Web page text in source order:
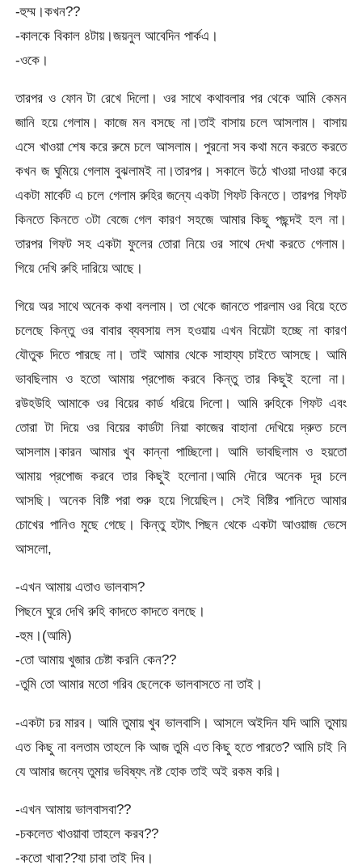
-হুম্ম।কখন??
-কালকে বিকাল ৪টায়।জয়নুল আবেদিন পার্কএ।
-ওকে।
তারপর ও ফোন টা রেখে দিলো। ওর সাথে কথাবলার পর থেকে আমি কেমন
জানি হয়ে গেলাম। কাজে মন বসছে না।তাই বাসায় চলে আসলাম। বাসায়
এসে খাওয়া শেষ করে রুমে চলে আসলাম। পুরনো সব কথা মনে করতে করতে
কখন জ ঘুমিয়ে গেলাম বুঝলামই না।তারপর। সকালে উঠে খাওয়া দাওয়া করে
একটা মার্কেট এ চলে গেলাম রুহির জন্যে একটা গিফট কিনতে। তারপর গিফট
কিনতে কিনতে ৩টা বেজে গেল কারণ সহজে আমার কিছু পছন্দই হল না।
তারপর গিফট সহ একটা ফুলের তোরা নিয়ে ওর সাথে দেখা করতে গেলাম।
গিয়ে দেখি রুহি দারিয়ে আছে।
গিয়ে অর সাথে অনেক কথা বললাম। তা থেকে জানতে পারলাম ওর বিয়ে হতে
চলেছে কিন্তু ওর বাবার ব্যবসায় লস হওয়ায় এখন বিয়েটা হচ্ছে না কারণ
যৌতুক দিতে পারছে না। তাই আমার থেকে সাহায্য চাইতে আসছে। আমি
ভাবছিলাম ও হতো আমায় প্রপোজ করবে কিন্তু তার কিছুই হলো না।
রউহউহি আমাকে ওর বিয়ের কার্ড ধরিয়ে দিলো। আমি রুহিকে গিফট এবং
তোরা টা দিয়ে ওর বিয়ের কার্ডটা নিয়া কাজের বাহানা দেখিয়ে দ্রুত চলে
আসলাম।কারন আমার খুব কান্না পাচ্ছিলো। আমি ভাবছিলাম ও হয়তো
আমায় প্রপোজ করবে তার কিছুই হলোনা।আমি দৌরে অনেক দূর চলে
আসছি। অনেক বিষ্টি পরা শুরু হয়ে গিয়েছিল। সেই বিষ্টির পানিতে আমার
চোখের পানিও মুছে গেছে। কিন্তু হটাৎ পিছন থেকে একটা আওয়াজ ভেসে
আসলো,
-এখন আমায় এতাও ভালবাস?
পিছনে ঘুরে দেখি রুহি কাদতে কাদতে বলছে।
-হুম।(আমি)
-তো আমায় খুজার চেষ্টা করনি কেন??
-তুমি তো আমার মতো গরিব ছেলেকে ভালবাসতে না তাই।
-একটা চর মারব। আমি তুমায় খুব ভালবাসি। আসলে অইদিন যদি আমি তুমায়
এত কিছু না বলতাম তাহলে কি আজ তুমি এত কিছু হতে পারতে? আমি চাই নি
যে আমার জন্যে তুমার ভবিষ্যৎ নষ্ট হোক তাই অই রকম করি।
-এখন আমায় ভালবাসবা??
-চকলেত খাওয়াবা তাহলে করব??
-কতো খাবা??যা চাবা তাই দিব।